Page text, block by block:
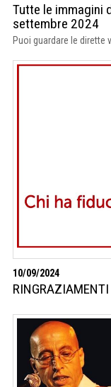
Tutte le immagini
settembre 2024
Puoi guardare le dirette
10/09/2024
RINGRAZIAMENTI